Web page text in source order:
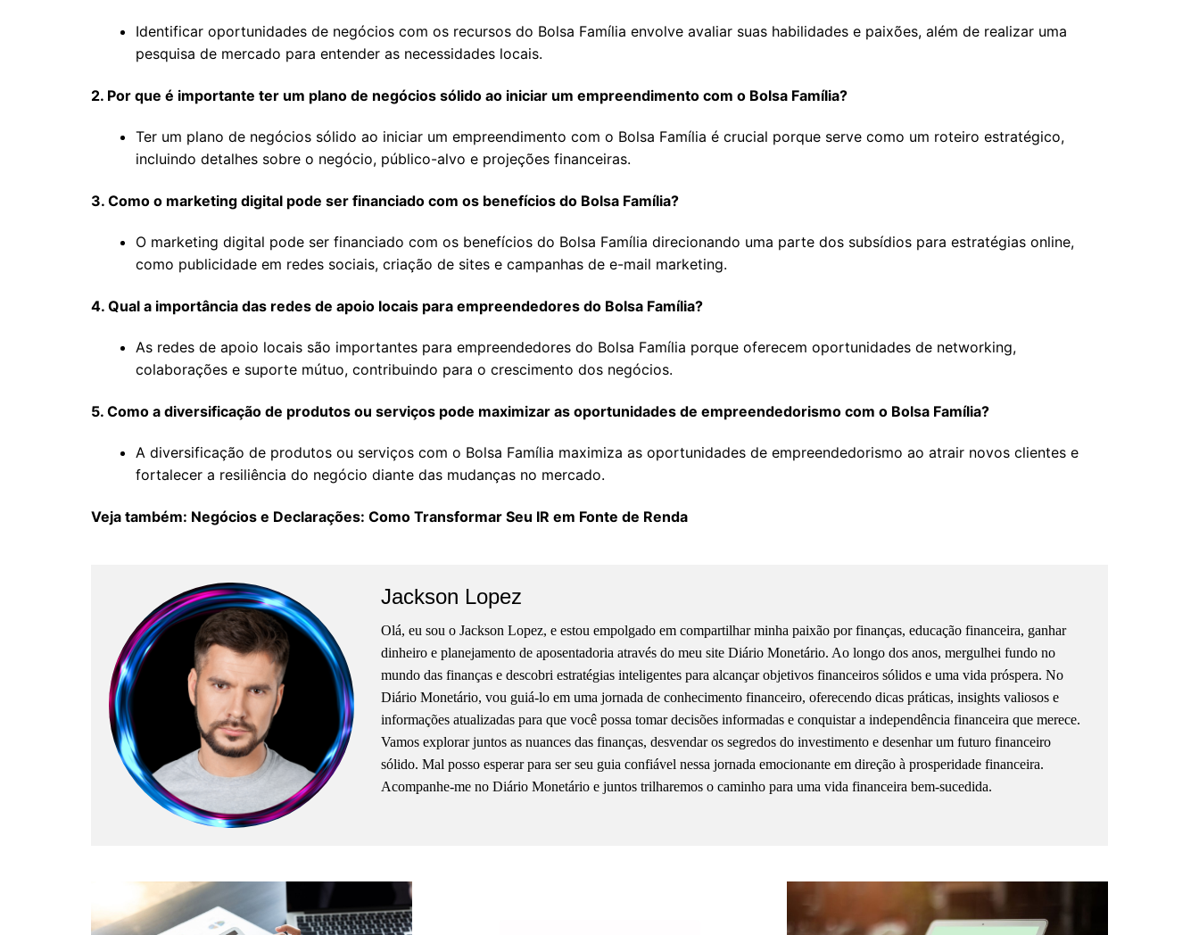
Identificar oportunidades de negócios com os recursos do Bolsa Família envolve avaliar suas habilidades e paixões, além de realizar uma
pesquisa de mercado para entender as necessidades locais.
2. Por que é importante ter um plano de negócios sólido ao iniciar um empreendimento com o Bolsa Família?
Ter um plano de negócios sólido ao iniciar um empreendimento com o Bolsa Família é crucial porque serve como um roteiro estratégico,
incluindo detalhes sobre o negócio, público-alvo e projeções financeiras.
3. Como o marketing digital pode ser financiado com os benefícios do Bolsa Família?
O marketing digital pode ser financiado com os benefícios do Bolsa Família direcionando uma parte dos subsídios para estratégias online,
como publicidade em redes sociais, criação de sites e campanhas de e-mail marketing.
4. Qual a importância das redes de apoio locais para empreendedores do Bolsa Família?
As redes de apoio locais são importantes para empreendedores do Bolsa Família porque oferecem oportunidades de networking,
colaborações e suporte mútuo, contribuindo para o crescimento dos negócios.
5. Como a diversificação de produtos ou serviços pode maximizar as oportunidades de empreendedorismo com o Bolsa Família?
A diversificação de produtos ou serviços com o Bolsa Família maximiza as oportunidades de empreendedorismo ao atrair novos clientes e
fortalecer a resiliência do negócio diante das mudanças no mercado.
Veja também: Negócios e Declarações: Como Transformar Seu IR em Fonte de Renda
Jackson Lopez
Olá, eu sou o Jackson Lopez, e estou empolgado em compartilhar minha paixão por finanças, educação financeira, ganhar
dinheiro e planejamento de aposentadoria através do meu site Diário Monetário. Ao longo dos anos, mergulhei fundo no
mundo das finanças e descobri estratégias inteligentes para alcançar objetivos financeiros sólidos e uma vida próspera. No
Diário Monetário, vou guiá-lo em uma jornada de conhecimento financeiro, oferecendo dicas práticas, insights valiosos e
informações atualizadas para que você possa tomar decisões informadas e conquistar a independência financeira que merece.
Vamos explorar juntos as nuances das finanças, desvendar os segredos do investimento e desenhar um futuro financeiro
sólido. Mal posso esperar para ser seu guia confiável nessa jornada emocionante em direção à prosperidade financeira.
Acompanhe-me no Diário Monetário e juntos trilharemos o caminho para uma vida financeira bem-sucedida.